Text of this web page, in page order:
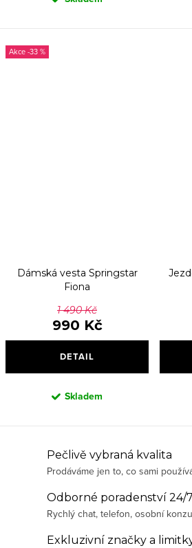
-33 %
Dámská vesta Springstar
Fiona
1 490 Kč
990 Kč
DETAIL
Skladem
Pečlivě vybraná kvalita
Prodáváme jen to, co sami
Odborné poradenství 24/7
Rychlý chat, telefon, osobní
Exkluzivní značky a